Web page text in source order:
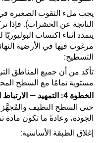
يجب ملء الثقوب الصغيرة في
الناتجة عن الحشرات). فإذا
يتمدد أثناء اكتساب
مرغوب فيها في الأرضية
التسطيح:
تأكد من أن جميع المناطق
مستوية تمامًا مع السطح
الخطوة 4: التمهيد — الارتباط الحاسم
حتى السطح النظيف والمُجهَّز
الجودة، وعادةً ما تكون مادة
إغلاق الطبقة الأساسية: